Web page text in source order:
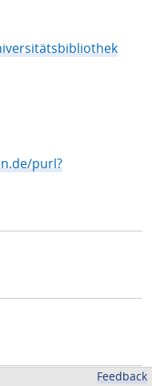
purl?
Feedback